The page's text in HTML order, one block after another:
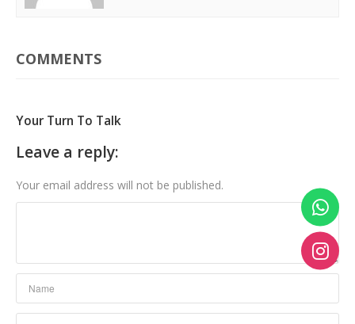
COMMENTS
Your Turn To Talk
Leave a reply:
Your email address will not be published.